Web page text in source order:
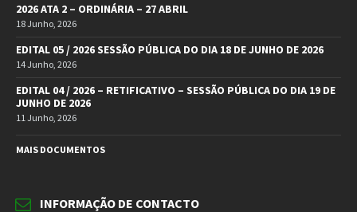
2026 ATA 2 – ORDINÁRIA – 27 ABRIL
18 Junho, 2026
EDITAL 05 / 2026 SESSÃO PÚBLICA DO DIA 18 DE JUNHO DE 2026
14 Junho, 2026
EDITAL 04 / 2026 – RETIFICATIVO – SESSÃO PÚBLICA DO DIA 19 DE
JUNHO DE 2026
11 Junho, 2026
MAIS DOCUMENTOS
INFORMAÇÃO DE CONTACTO